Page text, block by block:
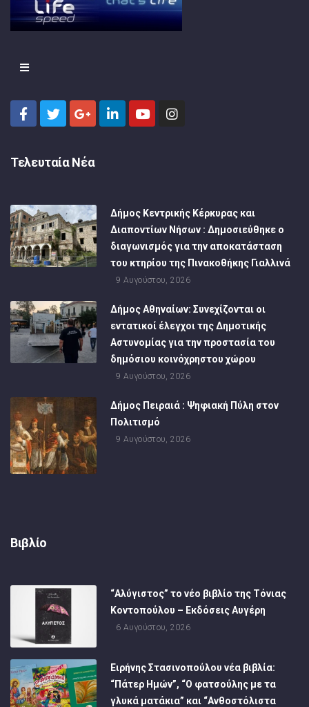
Τελευταία Νέα
Δήμος Κεντρικής Κέρκυρας και
Διαποντίων Νήσων : Δημοσιεύθηκε ο
διαγωνισμός για την αποκατάσταση
του κτηρίου της Πινακοθήκης Γιαλλινά
9 Αυγούστου, 2026
Δήμος Αθηναίων: Συνεχίζονται οι
εντατικοί έλεγχοι της Δημοτικής
Αστυνομίας για την προστασία του
δημόσιου κοινόχρηστου χώρου
9 Αυγούστου, 2026
Δήμος Πειραιά : Ψηφιακή Πύλη στον
Πολιτισμό
9 Αυγούστου, 2026
Βιβλίο
“Αλύγιστος” το νέο βιβλίο της Τόνιας
Κοντοπούλου – Εκδόσεις Αυγέρη
6 Αυγούστου, 2026
Ειρήνης Στασινοπούλου νέα βιβλία:
“Πάτερ Ημών”, “Ο φατσούλης με τα
γλυκά ματάκια” και “Ανθοστόλιστα